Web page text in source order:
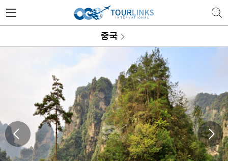
투어링스 | 행복한 골프 여행의
중국